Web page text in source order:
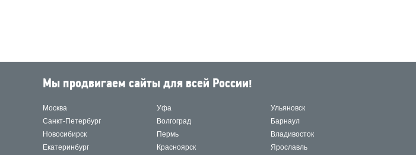
Мы продвигаем сайты для всей России!
Москва
Санкт-Петербург
Новосибирск
Екатеринбург
Уфа
Волгоград
Пермь
Красноярск
Ульяновск
Барнаул
Владивосток
Ярославль